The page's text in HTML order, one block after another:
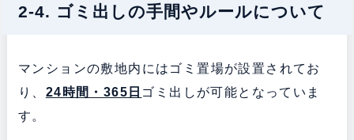
2-4. ゴミ出しの手間やルールについて
マンションの敷地内にはゴミ置場が設置されてお
り、 24時間・365日 ゴミ出しが可能となっていま
す。